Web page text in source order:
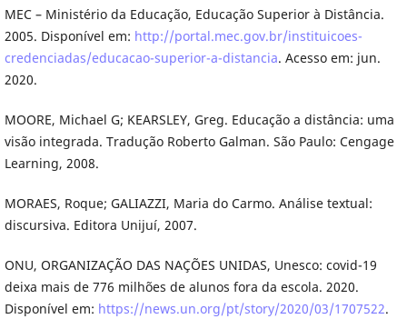
MEC – Ministério da Educação, Educação Superior à Distância.
2005. Disponível em: http://portal.mec.gov.br/instituicoes-
credenciadas/educacao-superior-a-distancia. Acesso em: jun.
2020.
MOORE, Michael G; KEARSLEY, Greg. Educação a distância: uma
visão integrada. Tradução Roberto Galman. São Paulo: Cengage
Learning, 2008.
MORAES, Roque; GALIAZZI, Maria do Carmo. Análise textual:
discursiva. Editora Unijuí, 2007.
ONU, ORGANIZAÇÃO DAS NAÇÕES UNIDAS, Unesco: covid-19
deixa mais de 776 milhões de alunos fora da escola. 2020.
Disponível em: https://news.un.org/pt/story/2020/03/1707522.